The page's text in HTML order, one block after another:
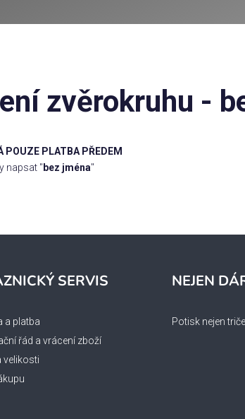
zvěrokruhu -
POUZE PLATBA PŘEDEM
napsat "bez jména"
SERVIS
a platba
řád a vrácení zboží
velikosti
NEJEN
Potisk nejen